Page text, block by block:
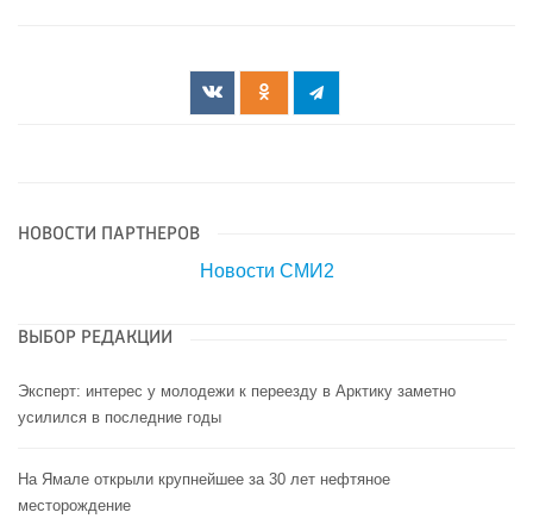
НОВОСТИ ПАРТНЕРОВ
Новости СМИ2
ВЫБОР РЕДАКЦИИ
Эксперт: интерес у молодежи к переезду в Арктику заметно
усилился в последние годы
На Ямале открыли крупнейшее за 30 лет нефтяное
месторождение